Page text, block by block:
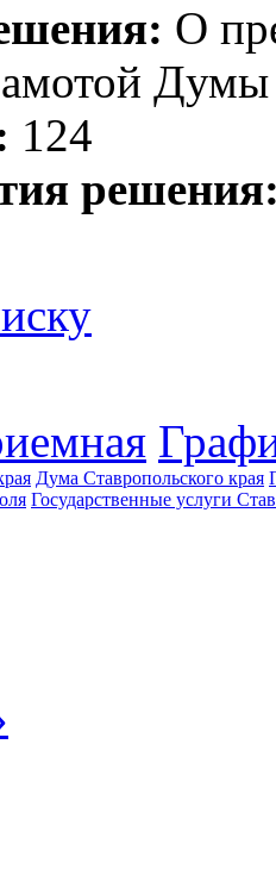
О
Думы
124
Дума Ставропольского края
Государственные услуги